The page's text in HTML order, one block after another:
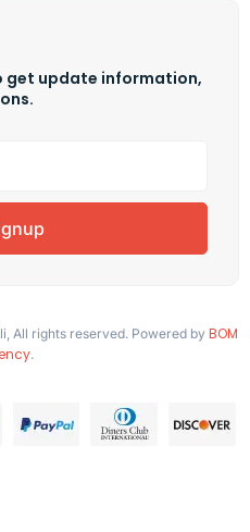
get update information,
All rights reserved. Powered by BOM
.